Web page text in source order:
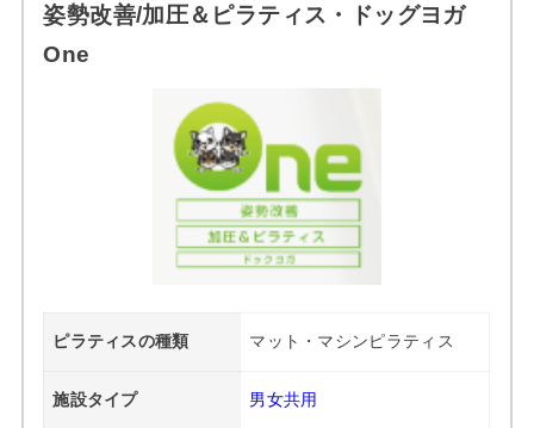
姿勢改善/加圧＆ピラティス・ドッグヨガ
One
ピラティスの種類 マット・マシンピラティス
施設タイプ 男女共用